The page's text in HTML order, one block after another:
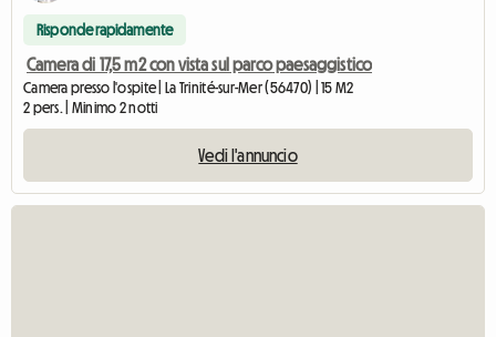
Risponde rapidamente
Camera di 17,5 m2 con vista sul parco paesaggistico
Camera presso l'ospite | La Trinité-sur-Mer (56470) | 15 M2
2 pers. | Minimo 2 notti
Vedi l'annuncio